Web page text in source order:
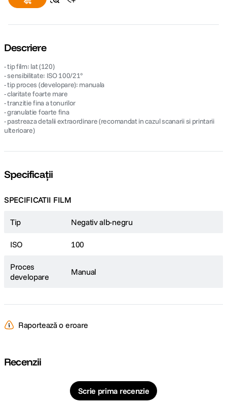
Descriere
- tip film: lat (120)
- sensibilitate: ISO 100/21°
- tip proces (developare): manuala
- claritate foarte mare
- tranzitie fina a tonurilor
- granulatie foarte fina
- pastreaza detalii extraordinare (recomandat in cazul scanarii si printarii
ulterioare)
Specificații
SPECIFICATII FILM
Tip Negativ alb-negru
ISO 100
Proces
developare
Manual
Raportează o eroare
Recenzii
Scrie prima recenzie